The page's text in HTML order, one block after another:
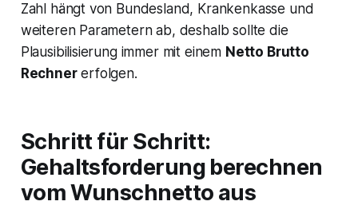
Zahl hängt von Bundesland, Krankenkasse und
weiteren Parametern ab, deshalb sollte die
Plausibilisierung immer mit einem Netto Brutto
Rechnererfolgen.
Schritt für Schritt:
Gehaltsforderung berechnen
vom Wunschnetto aus